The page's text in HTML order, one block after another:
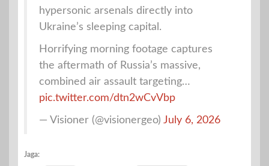
hypersonic arsenals directly into
Ukraine’s sleeping capital.
Horrifying morning footage captures
the aftermath of Russia’s massive,
combined air assault targeting…
pic.twitter.com/dtn2wCvVbp
— Visioner (@visionergeo) July 6, 2026
Jaga: